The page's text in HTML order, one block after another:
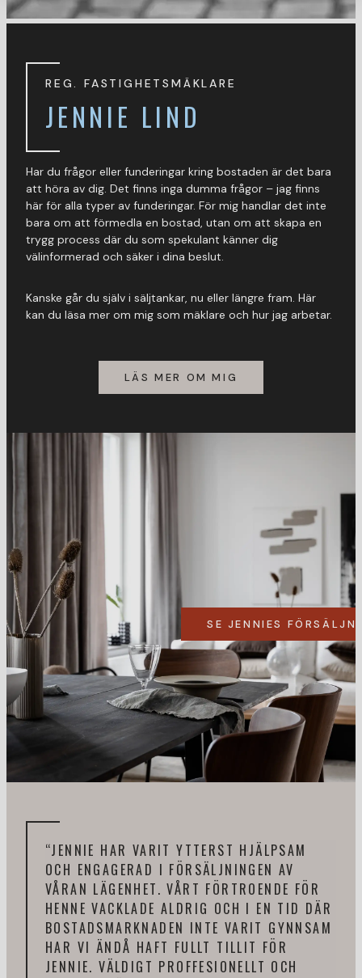
REG. FASTIGHETSMÄKLARE
JENNIE LIND
Har du frågor eller funderingar kring bostaden är det bara
att höra av dig. Det finns inga dumma frågor – jag finns
här för alla typer av funderingar. För mig handlar det inte
bara om att förmedla en bostad, utan om att skapa en
trygg process där du som spekulant känner dig
välinformerad och säker i dina beslut.
Kanske går du själv i säljtankar, nu eller längre fram. Här
kan du läsa mer om mig som mäklare och hur jag arbetar.
LÄS MER OM MIG
SE JENNIES
“JENNIE HAR VARIT YTTERST HJÄLPSAM
OCH ENGAGERAD I FÖRSÄLJNINGEN AV
VÅRAN LÄGENHET. VÅRT FÖRTROENDE FÖR
HENNE VACKLADE ALDRIG OCH I EN TID DÄR
BOSTADSMARKNADEN INTE VARIT GYNNSAM
HAR VI ÄNDÅ HAFT FULLT TILLIT FÖR
JENNIE. VÄLDIGT PROFFESIONELLT OCH